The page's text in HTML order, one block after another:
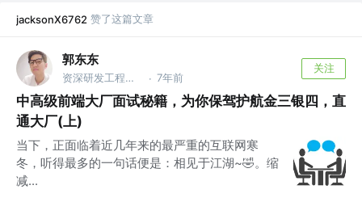
jacksonX6762 赞了这篇文章
郭东东
资深研发工程师 @字节跳动 · 7年前
关注
中高级前端大厂面试秘籍，为你保驾护航金三银四，直
通大厂(上)
当下，正面临着近几年来的最严重的互联网寒
冬，听得最多的一句话便是：相见于江湖~🤣。缩
减...